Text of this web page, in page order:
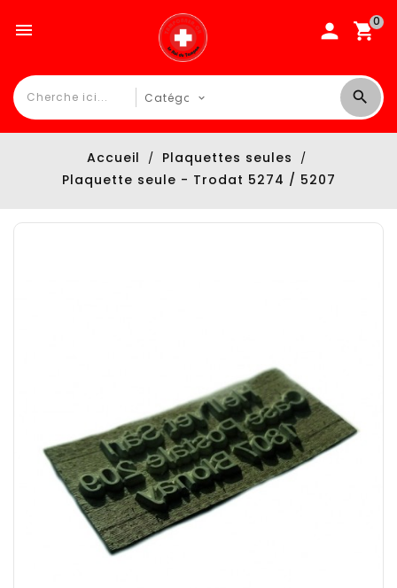
0

Accueil
Plaquettes seules
Plaquette seule - Trodat 5274 / 5207